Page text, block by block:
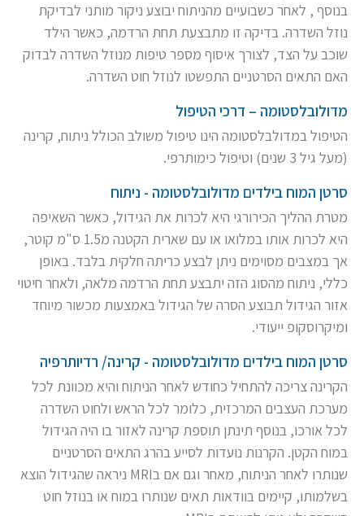
בנוסף , לאחר כשבועיים מהניתוח יבוצע ניקור מותני לבדיקת
נוזל השדרה. בדיקה זו מתבצעת תחת הרדמה, כאשר הילד
שוכב על הצד, לצורך איסוף מספר טיפות מנוזל השדרה לבדוק
האם התאים הסרטניים התפשטו לנוזל חוט השדרה.
מדולובלסטומה – דרכי הטיפול
הטיפול במדולבלסטומה הינו טיפול משולב הכולל ניתוח, קרינה
(מעל גיל 3 שנים) וטיפול כימותרפי.
סרטן המוח בילדים מדולובלסטומה - ניתוח
מטרת ההליך הכירורגי היא לכרות את הגידול, כאשר השאיפה
היא לכרות אותו במלואו או עם שארית הקטנה מ1.5 ס"מ קוטר,
אך במצבים מסוימים ניתן לבצע כריתה חלקית בלבד. באופן
כללי, ניתוח מהסוג הזה יתבצע תחת הרדמה מלאה, ולאחר חיטוי
אזור הגידול תבוצע הסרה של הגידול באמצעות מכשור מיוחד
ומיקרוסקופ ייעודי.
סרטן המוח בילדים מדולובלסטומה - קרינה/ רדיותרפיה
הקרינה צריכה להתחיל כחודש לאחר הניתוח והיא מכוונת לכל
מערכת העצבים המרכזית, כלומר לכל הראש ולחוט השדרה
לכל אורכו, בנוסף תינתן תוספת קרינה לאזור בו היה הגידול
במוח הקטן. הקרנות נועדות לסייע בהרג התאים הסרטניים
שנותרו לאחר הניתוח, מאחר וגם אם בMRI ניראה שהגידול הוצא
בשלמותו, קיימים בוודאות תאים שנותרו במוח או בנוזל חוט